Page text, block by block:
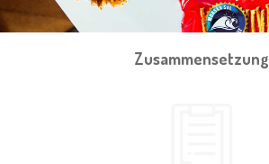
Zusammensetzung